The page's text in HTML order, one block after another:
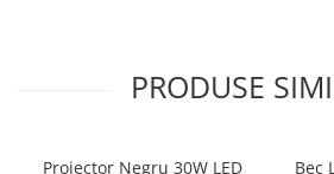
PRODUSE
Proiector Negru 30W LED
Bec